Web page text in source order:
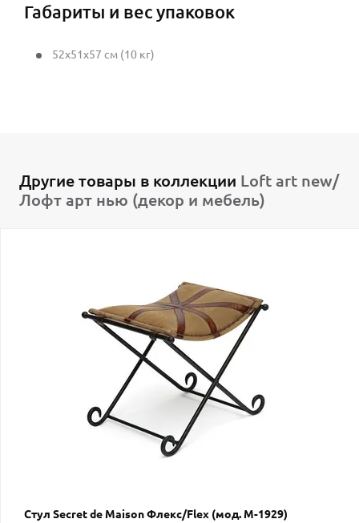
Габариты и вес упаковок
52x51x57 см (10 кг)
Другие товары в коллекции Loft art new/
Лофт арт нью (декор и мебель)
Стул Secret de Maison Флекс/Flex (мод. M-1929)